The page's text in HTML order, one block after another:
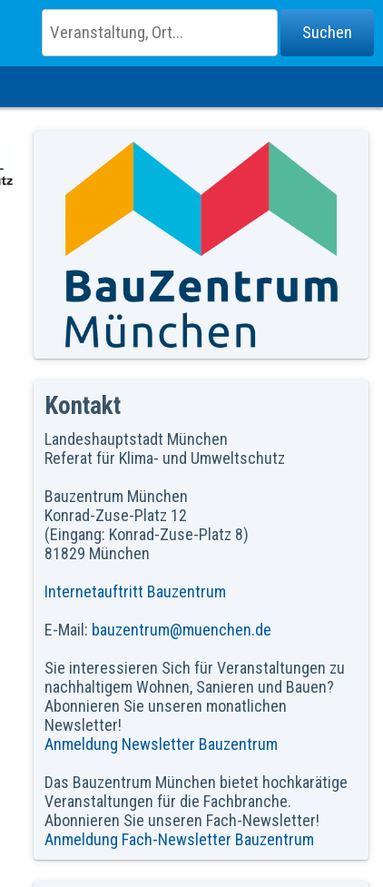
Kontakt
Landeshauptstadt München
Referat für Klima- und Umweltschutz
Bauzentrum München
Konrad-Zuse-Platz 12
(Eingang: Konrad-Zuse-Platz 8)
81829 München
Internetauftritt Bauzentrum
E-Mail: bauzentrum@muenchen.de
Sie interessieren Sich für Veranstaltungen zu
nachhaltigem Wohnen, Sanieren und Bauen?
Abonnieren Sie unseren monatlichen
Newsletter!
Anmeldung Newsletter Bauzentrum
Das Bauzentrum München bietet hochkarätige
Veranstaltungen für die Fachbranche.
Abonnieren Sie unseren Fach-Newsletter!
Anmeldung Fach-Newsletter Bauzentrum